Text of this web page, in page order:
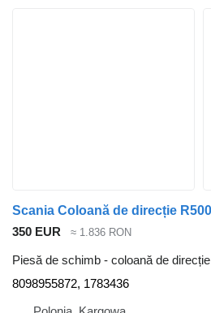
350 EUR ≈ 1.836 RON
Piesă de schimb - coloană de direcție
8098955872, 1783436